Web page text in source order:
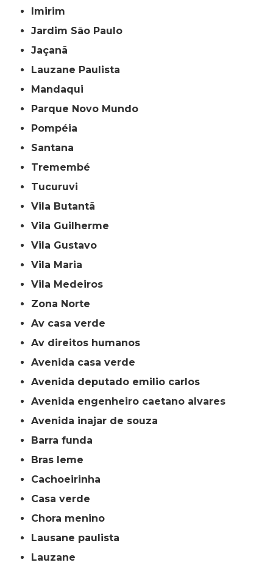
Imirim
Jardim São Paulo
Jaçanã
Lauzane Paulista
Mandaqui
Parque Novo Mundo
Pompéia
Santana
Tremembé
Tucuruvi
Vila Butantã
Vila Guilherme
Vila Gustavo
Vila Maria
Vila Medeiros
Zona Norte
av casa verde
av direitos humanos
avenida casa verde
avenida deputado emilio carlos
avenida engenheiro caetano alvares
avenida inajar de souza
barra funda
bras leme
cachoeirinha
casa verde
chora menino
lausane paulista
lauzane